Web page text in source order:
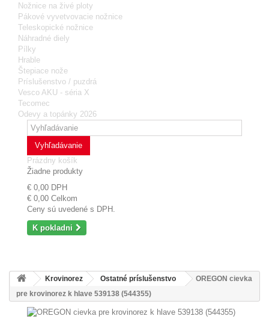
Nožnice na živé ploty
Pákové vyvetvovacie nožnice
Teleskopické nožnice
Náhradné diely
Pílky
Hrable
Štepiace nože
Príslušenstvo / puzdrá
Vesco AKU - séria X
Tecomec
Odevy a topánky 2026
Vyhľadávanie
Prázdny košík
Žiadne produkty
€ 0,00 DPH
€ 0,00 Celkom
Ceny sú uvedené s DPH.
K pokladni
Krovinorez Ostatné príslušenstvo
OREGON cievka
pre krovinorez k hlave 539138 (544355)